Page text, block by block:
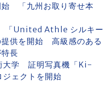
始 「九州お取り寄せ本
「United Athle シルキー
提供を開始 高級感のある
長
大学 証明写真機「Ki-
ェクトを開始